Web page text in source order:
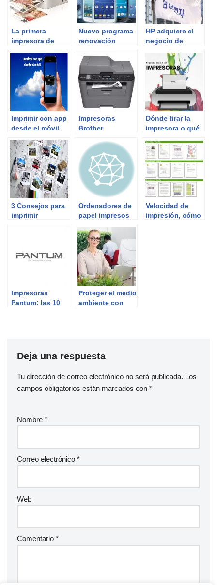
La primera
impresora de
Nuevo programa
renovación
Samsung.
HP adquiere el
negocio de
Samsung por 935
millones
Imprimir con app
desde el móvil
Impresoras
Brother
Dónde tirar la
impresora o qué
impresora en
desuso
3 Consejos para
imprimir
Ordenadores de
papel impresos
plata: suena a
ciencia-ficción,
pero es el futuro
Velocidad de
impresión, cómo
Impresoras
Pantum: las 10
Proteger el medio
ambiente con
Deja una respuesta
Tu dirección de correo electrónico no será publicada. Los
campos obligatorios están marcados con *
Nombre *
Correo electrónico *
Web
Comentario *